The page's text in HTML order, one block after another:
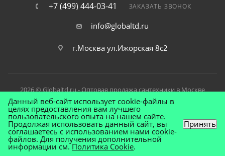
+7 (499) 444-03-41 ЗАКАЗАТЬ ЗВОНОК
info@globaltd.ru
г.Москва ул.Ижорская 8с2
2026 © Globaltd.ru - Оптовая продажа сантехники в Москве
Данный веб-сайт использует cookie-файлы в
целях предоставления вам лучшего
пользовательского опыта на нашем сайте.
Продолжая использовать данный сайт, вы
соглашаетесь с использованием нами cookie-
файлов. Для получения дополнительной
информации см.Политика Cookie.
Принять